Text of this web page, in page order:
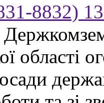
8832)
області